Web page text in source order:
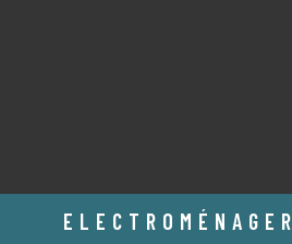
ELECTROMÉNAGER